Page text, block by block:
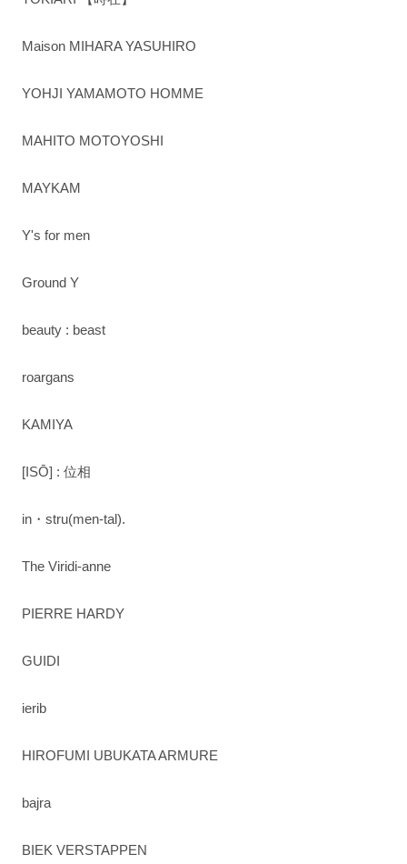
Maison MIHARA YASUHIRO
YOHJI YAMAMOTO HOMME
MAHITO MOTOYOSHI
MAYKAM
Y's for men
Ground Y
beauty : beast
roargans
KAMIYA
[ISŌ] : 位相
in・stru(men-tal).
The Viridi-anne
PIERRE HARDY
GUIDI
ierib
HIROFUMI UBUKATA ARMURE
bajra
BIEK VERSTAPPEN